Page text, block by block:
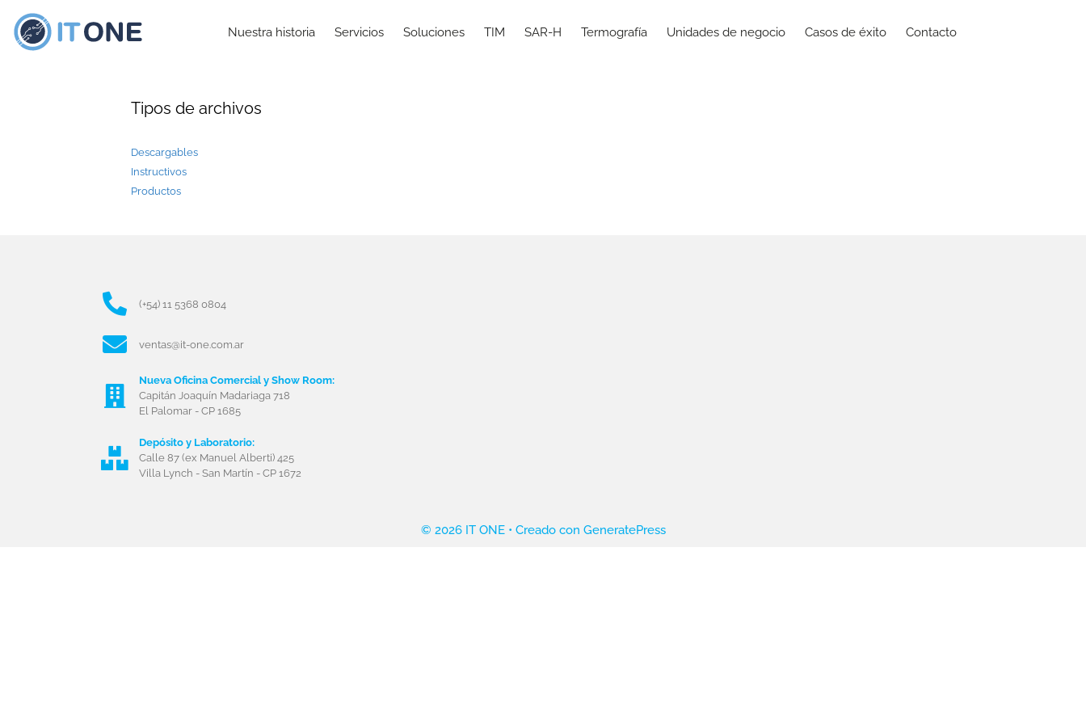
Nuestra historia Servicios Soluciones TIM SAR-H Termografía Unidades de negocio Casos de éxito Contacto
Tipos de archivos
Descargables
Instructivos
Productos
(+54) 11 5368 0804
ventas@it-one.com.ar
Nueva Oficina Comercial y Show Room:
Capitán Joaquín Madariaga 718
El Palomar - CP 1685
Depósito y Laboratorio:
Calle 87 (ex Manuel Alberti) 425
Villa Lynch - San Martín - CP 1672
© 2026 IT ONE• Creado con GeneratePress